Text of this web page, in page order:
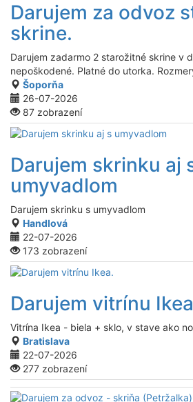
Darujem za odvoz
skrine.
Darujem zadarmo 2 starožitné skrine v
nepoškodené. Platné do utorka.
Šoporňa
26-07-2026
87 zobrazení
Darujem skrinku aj
umyvadlom
Darujem skrinku s umyvadlom
Handlová
22-07-2026
173 zobrazení
Darujem vitrínu
Vitrína Ikea - biela + sklo, v stave ako
Bratislava
22-07-2026
277 zobrazení